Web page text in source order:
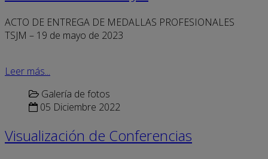
ACTO DE ENTREGA DE MEDALLAS PROFESIONALES
TSJM – 19 de mayo de 2023
Leer más...
Galería de fotos
05 Diciembre 2022
Visualización de Conferencias